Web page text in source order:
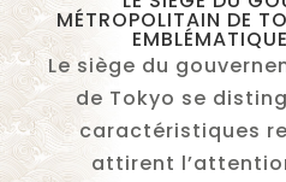
MÉTROPOLITAIN DE
Le siège du
de Tokyo se
caractéristiques
attirent